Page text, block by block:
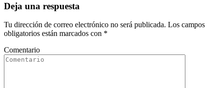
Deja una respuesta
Tu dirección de correo electrónico no será publicada. Los campos
obligatorios están marcados con *
Comentario